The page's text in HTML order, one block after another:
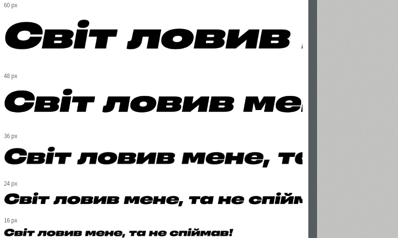
60 px
48 px
36 px
24 px
16 px